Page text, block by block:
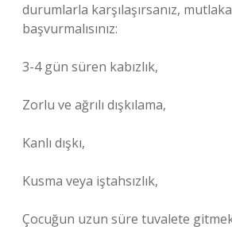
durumlarla karşılaşırsanız,
başvurmalısınız:
3-4 gün süren kabızlık,
Zorlu ve ağrılı dışkılama,
Kanlı dışkı,
Kusma veya iştahsızlık,
Çocuğun uzun süre tuvalete